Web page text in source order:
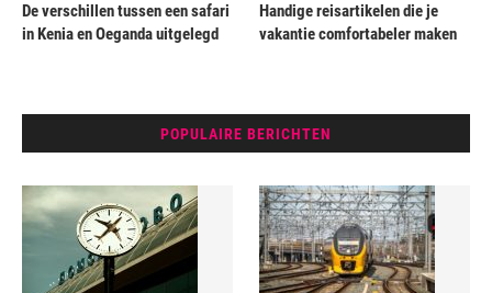
De verschillen tussen een safari
in Kenia en Oeganda uitgelegd
Handige reisartikelen die je
vakantie comfortabeler maken
POPULAIRE BERICHTEN